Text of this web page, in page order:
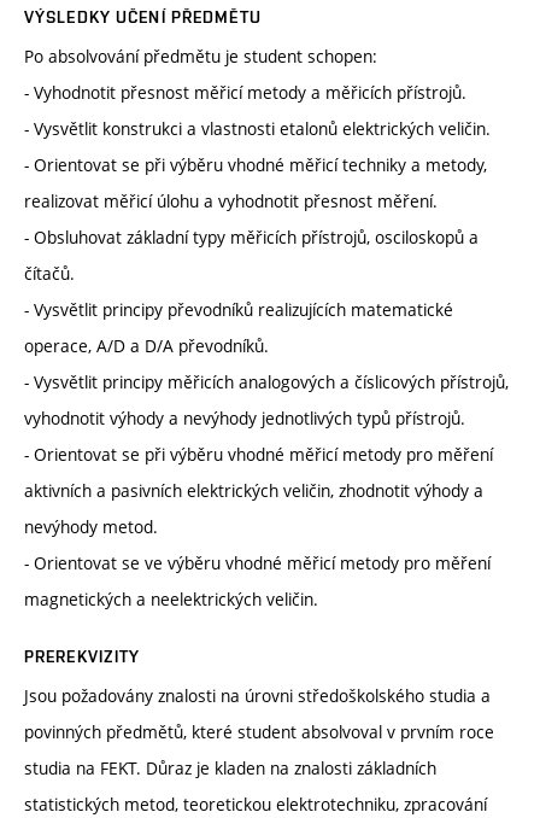
VÝSLEDKY UČENÍ PŘEDMĚTU
Po absolvování předmětu je student schopen:
- Vyhodnotit přesnost měřicí metody a měřicích přístrojů.
- Vysvětlit konstrukci a vlastnosti etalonů elektrických veličin.
- Orientovat se při výběru vhodné měřicí techniky a metody,
realizovat měřicí úlohu a vyhodnotit přesnost měření.
- Obsluhovat základní typy měřicích přístrojů, osciloskopů a
čítačů.
- Vysvětlit principy převodníků realizujících matematické
operace, A/D a D/A převodníků.
- Vysvětlit principy měřicích analogových a číslicových přístrojů,
vyhodnotit výhody a nevýhody jednotlivých typů přístrojů.
- Orientovat se při výběru vhodné měřicí metody pro měření
aktivních a pasivních elektrických veličin, zhodnotit výhody a
nevýhody metod.
- Orientovat se ve výběru vhodné měřicí metody pro měření
magnetických a neelektrických veličin.
PREREKVIZITY
Jsou požadovány znalosti na úrovni středoškolského studia a
povinných předmětů, které student absolvoval v prvním roce
studia na FEKT. Důraz je kladen na znalosti základních
statistických metod, teoretickou elektrotechniku, zpracování